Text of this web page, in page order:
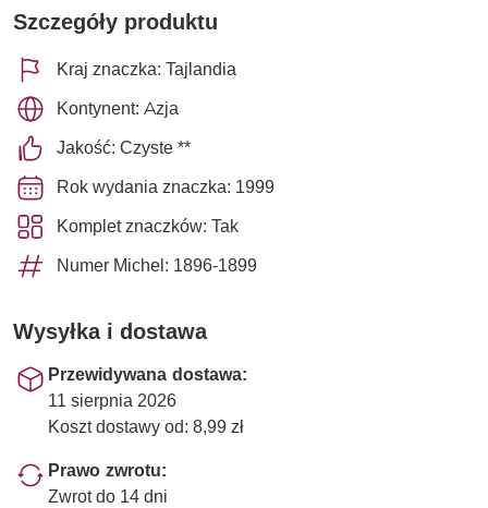
Szczegóły produktu
Kraj znaczka: Tajlandia
Kontynent: Azja
Jakość: Czyste **
Rok wydania znaczka: 1999
Komplet znaczków: Tak
Numer Michel: 1896-1899
Wysyłka i dostawa
Przewidywana dostawa:
11 sierpnia 2026
Koszt dostawy od: 8,99 zł
Prawo zwrotu:
Zwrot do 14 dni